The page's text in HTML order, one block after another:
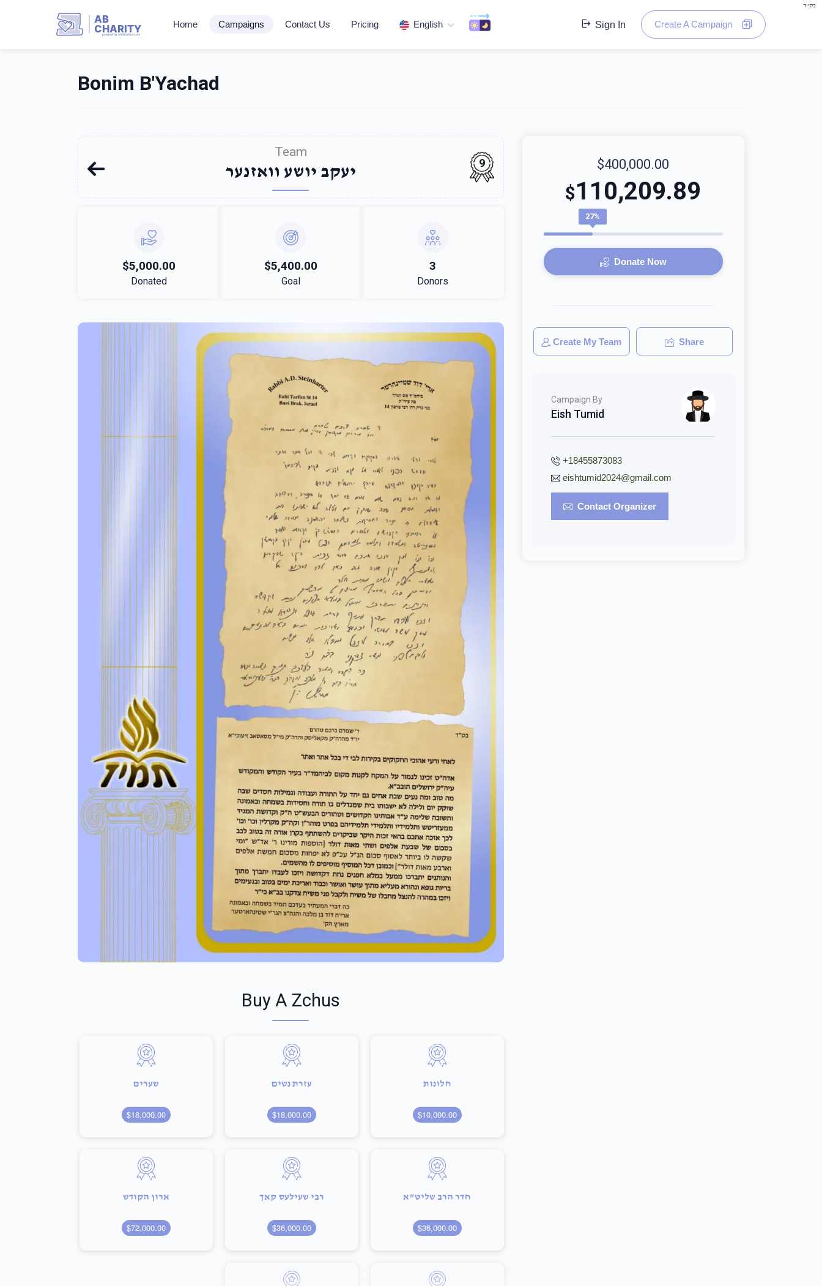
בס"ד
AB
CHARITY
powerd by ahblicklive.com
Home Campaigns Contact Us Pricing English Sign In Create A Campaign
Bonim B'Yachad
Team
יעקב יושע וואזנער 9
$5,000.00
Donated
$5,400.00
Goal
3
Donors
Buy A Zchus
חלונות
$10,000.00
עזרת נשים
$18,000.00
שערים
$18,000.00
חדר הרב שליט"א
$36,000.00
רבי שעילעס קאך
$36,000.00
ארון הקודש
$72,000.00
$400,000.00
$110,209.89
27%
Donate Now
Create My Team Share
Campaign By
Eish Tumid
+18455873083
eishtumid2024@gmail.com
Contact Organizer